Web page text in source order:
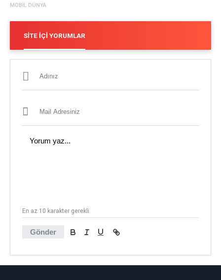
MOBIL DÜNYA
SITE İÇI YORUMLAR
Gönder
En az 10 karakter gerekli